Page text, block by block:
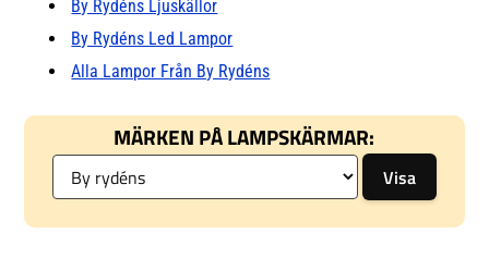
By Rydéns Ljuskällor
By Rydéns Led Lampor
Alla Lampor Från By Rydéns
MÄRKEN PÅ LAMPSKÄRMAR: